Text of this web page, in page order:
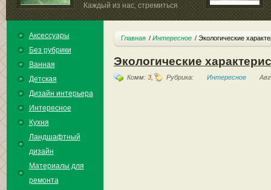
Каждый из нас, стремиться
индивидуально и неповторимо...
Аксессуары
Без рубрики
Ванная
Детская
Дизайн интерьера
Интересное
Кухня
Ландшафтный
дизайн
Материалы для
ремонта
Главная Интересное Экологические
Экологические
Комм: 3, Рубрика: Интересное